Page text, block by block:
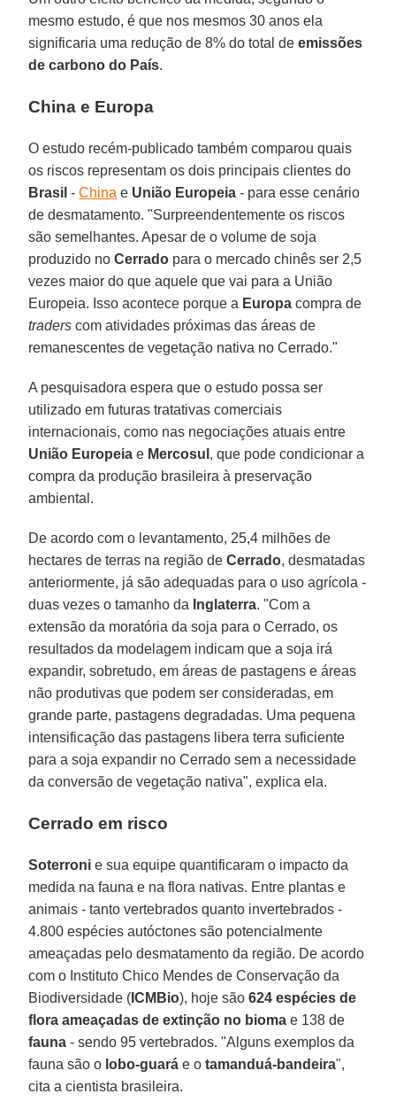
mesmo estudo, é que nos mesmos 30 anos ela
significaria uma redução de 8% do total de emissões
de carbono do País.
China e Europa
O estudo recém-publicado também comparou quais
os riscos representam os dois principais clientes do
Brasil -China e União Europeia - para esse cenário
de desmatamento. "Surpreendentemente os riscos
são semelhantes. Apesar de o volume de soja
produzido noCerrado para o mercado chinês ser 2,5
vezes maior do que aquele que vai para a União
Europeia. Isso acontece porque a Europa compra de
traders com atividades próximas das áreas de
remanescentes de vegetação nativa no Cerrado."
A pesquisadora espera que o estudo possa ser
utilizado em futuras tratativas comerciais
internacionais, como nas negociações atuais entre
União Europeia e Mercosul , que pode condicionar a
compra da produção brasileira à preservação
ambiental.
De acordo com o levantamento, 25,4 milhões de
hectares de terras na região deCerrado, desmatadas
anteriormente, já são adequadas para o uso agrícola -
duas vezes o tamanho da Inglaterra. "Com a
extensão da moratória da soja para o Cerrado, os
resultados da modelagem indicam que a soja irá
expandir, sobretudo, em áreas de pastagens e áreas
não produtivas que podem ser consideradas, em
grande parte, pastagens degradadas. Uma pequena
intensificação das pastagens libera terra suficiente
para a soja expandir no Cerrado sem a necessidade
da conversão de vegetação nativa", explica ela.
Cerrado em risco
Soterroni e sua equipe quantificaram o impacto da
medida na fauna e na flora nativas. Entre plantas e
animais - tanto vertebrados quanto invertebrados -
4.800 espécies autóctones são potencialmente
ameaçadas pelo desmatamento da região. De acordo
com o Instituto Chico Mendes de Conservação da
Biodiversidade ( ICMBio), hoje são624 espécies de
flora ameaçadas de extinção no bioma e 138 de
fauna - sendo 95 vertebrados. "Alguns exemplos da
fauna são o lobo-guará e o tamanduá-bandeira",
cita a cientista brasileira.